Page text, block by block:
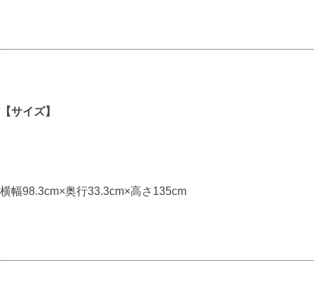
【サイズ】
横幅98.3cm×奥行33.3cm×高さ135cm